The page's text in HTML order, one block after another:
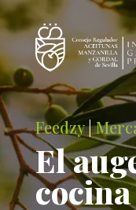
Feedzy|
El